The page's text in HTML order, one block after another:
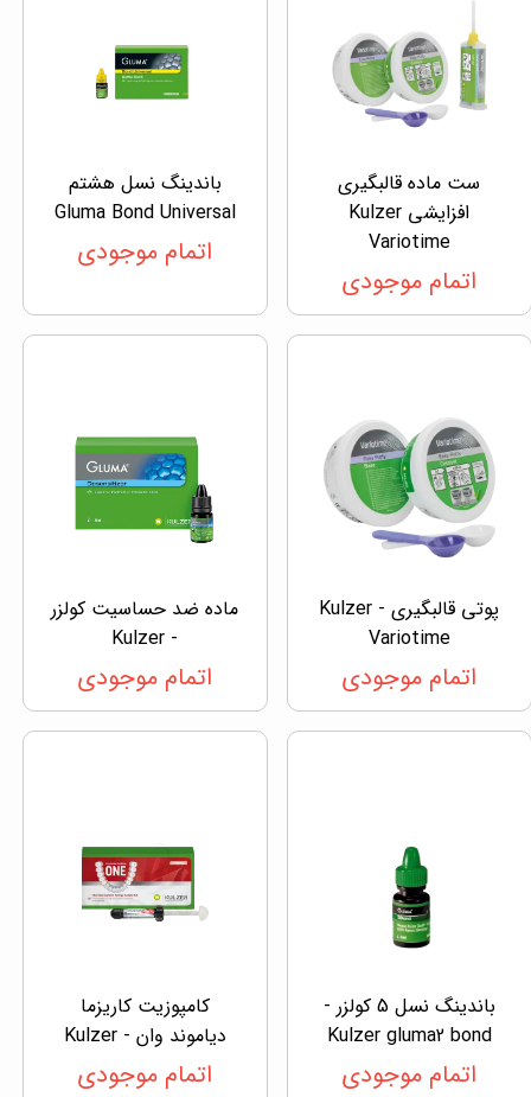
ست ماده قالبگیری
افزایشی Kulzer
Variotime
اتمام موجودی
باندینگ نسل هشتم
Gluma Bond Universal
اتمام موجودی
پوتی قالبگیری Kulzer -
Variotime
اتمام موجودی
ماده ضد حساسیت کولزر
- Kulzer
اتمام موجودی
باندینگ نسل 5 کولزر -
Kulzer gluma2 bond
اتمام موجودی
کامپوزیت کاریزما
دیاموند وان - Kulzer
اتمام موجودی